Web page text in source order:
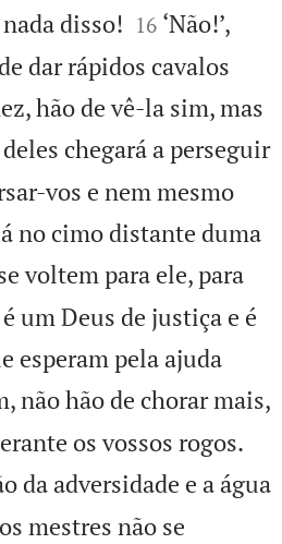
disso!
16 ‘Não!’,
dar rápidos cavalos
hão de vê-la sim, mas
chegará a perseguir
vos e nem mesmo
no cimo distante duma
voltem para ele, para
um Deus de justiça e é
esperam pela ajuda
não hão de chorar mais,
os vossos rogos.
da adversidade e a água
mestres não se